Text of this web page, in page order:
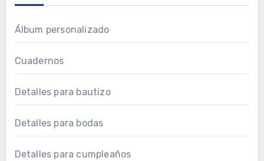
Álbum personalizado
Cuadernos
Detalles para bautizo
Detalles para bodas
Detalles para cumpleaños